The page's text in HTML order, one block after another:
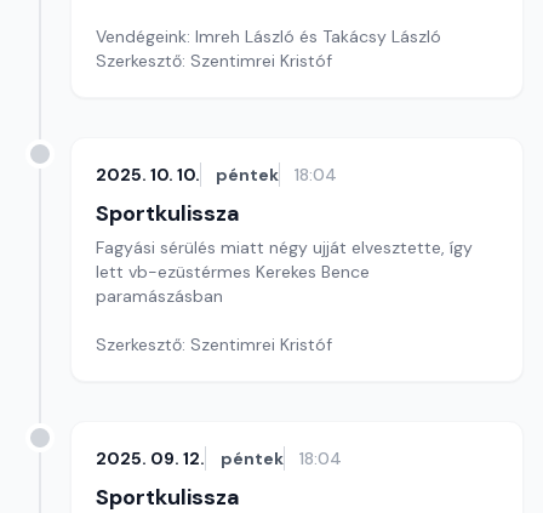
Vendégeink: Imreh László és Takácsy László
Szerkesztő: Szentimrei Kristóf
2025. 10. 10. péntek 18:04
Sportkulissza
Fagyási sérülés miatt négy ujját elvesztette, így
lett vb-ezüstérmes Kerekes Bence
paramászásban
Szerkesztő: Szentimrei Kristóf
2025. 09. 12. péntek 18:04
Sportkulissza